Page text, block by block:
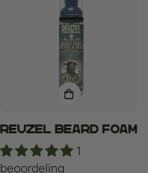
Reuzel Beard Foam
1
beoordeling